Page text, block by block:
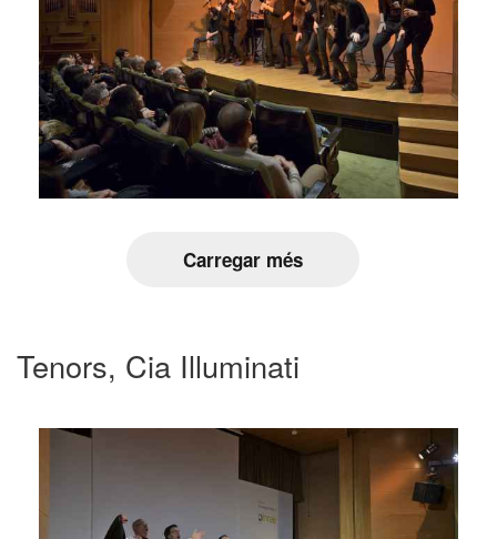
Carregar més
Tenors, Cia Illuminati